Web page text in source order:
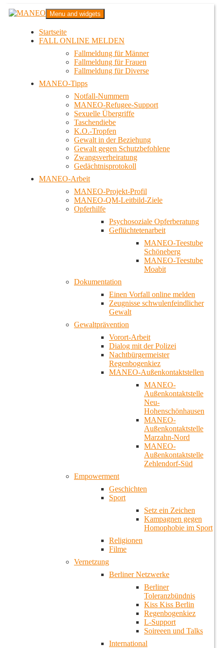
Zum
InhaltMANEO
Das schwule Anti-Gewalt-Projekt in Berlin
Menu and widgets
Startseite
FALL ONLINE MELDEN
Fallmeldung für Männer
Fallmeldung für Frauen
Fallmeldung für Diverse
MANEO-Tipps
Notfall-Nummern
MANEO-Refugee-Support
Sexuelle Übergriffe
Taschendiebe
K.O.-Tropfen
Gewalt in der Beziehung
Gewalt gegen Schutzbefohlene
Zwangsverheiratung
Gedächtnisprotokoll
MANEO-Arbeit
MANEO-Projekt-Profil
MANEO-QM-Leitbild-Ziele
Opferhilfe
Psychosoziale Opferberatung
Geflüchtetenarbeit
MANEO-Teestube
Schöneberg
MANEO-Teestube
Moabit
Dokumentation
Einen Vorfall online melden
Zeugnisse schwulenfeindlicher
Gewalt
Gewaltprävention
Vorort-Arbeit
Dialog mit der Polizei
Nachtbürgermeister
Regenbogenkiez
MANEO-Außenkontaktstellen
MANEO-
Außenkontaktstelle
Neu-
Hohenschönhausen
MANEO-
Außenkontaktstelle
Marzahn-Nord
MANEO-
Außenkontaktstelle
Zehlendorf-Süd
Empowerment
Geschichten
Sport
Setz ein Zeichen
Kampagnen gegen
Homophobie im Sport
Religionen
Filme
Vernetzung
Berliner Netzwerke
Berliner
Toleranzbündnis
Kiss Kiss Berlin
Regenbogenkiez
L-Support
Soireeen und Talks
International